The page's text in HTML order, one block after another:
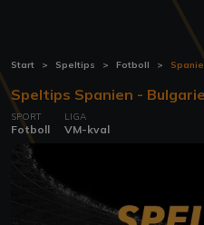
Start Speltips Fotboll
Speltips Spanien -
SPORT
Fotboll
LIGA
VM-kval